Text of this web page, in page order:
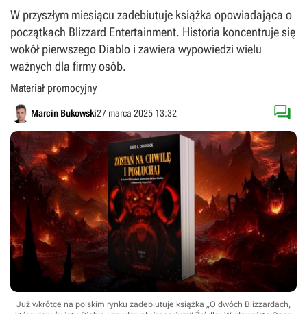
W przyszłym miesiącu zadebiutuje książka opowiadająca o
początkach Blizzard Entertainment. Historia koncentruje się
wokół pierwszego Diablo i zawiera wypowiedzi wielu
ważnych dla firmy osób.
Materiał promocyjny
Marcin Bukowski27 marca 2025 13:32 
Już wkrótce na polskim rynku zadebiutuje książka „O dwóch Blizzardach,